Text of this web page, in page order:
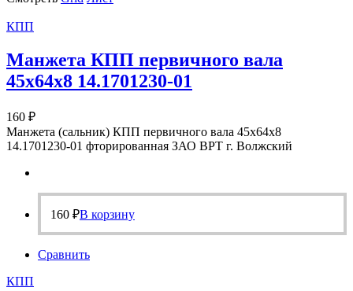
КПП
Манжета КПП первичного вала
45х64х8 14.1701230-01
160 ₽
Манжета (сальник) КПП первичного вала 45х64х8
14.1701230-01 фторированная ЗАО ВРТ г. Волжский
160 ₽В корзину
Сравнить
КПП